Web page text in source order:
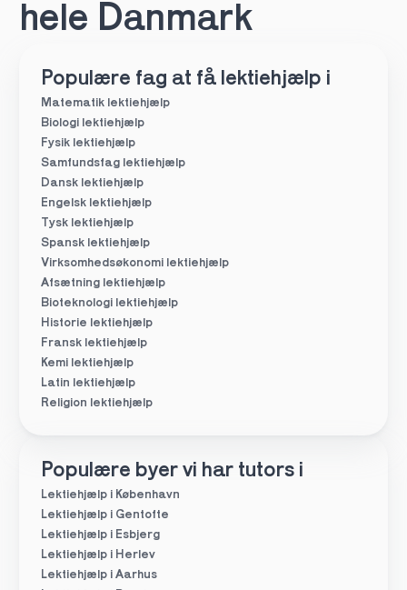
hele Danmark
Populære fag at få lektiehjælp i
Matematik lektiehjælp
Biologi lektiehjælp
Fysik lektiehjælp
Samfundsfag lektiehjælp
Dansk lektiehjælp
Engelsk lektiehjælp
Tysk lektiehjælp
Spansk lektiehjælp
Virksomhedsøkonomi lektiehjælp
Afsætning lektiehjælp
Bioteknologi lektiehjælp
Historie lektiehjælp
Fransk lektiehjælp
Kemi lektiehjælp
Latin lektiehjælp
Religion lektiehjælp
Populære byer vi har tutors i
Lektiehjælp i København
Lektiehjælp i Gentofte
Lektiehjælp i Esbjerg
Lektiehjælp i Herlev
Lektiehjælp i Aarhus